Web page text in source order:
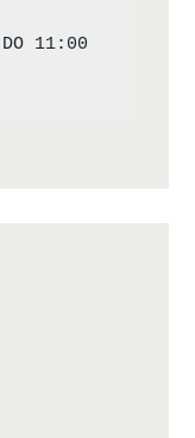
11:00